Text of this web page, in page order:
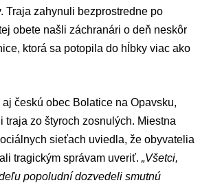
Traja zahynuli bezprostredne po
obete našli záchranári o deň neskôr
ktorá sa potopila do hĺbky viac ako
českú obec Bolatice na Opavsku,
traja zo štyroch zosnulých. Miestna
sieťach uviedla, že obyvatelia
tragickým správam uveriť. „Všetci,
popoludní dozvedeli smutnú